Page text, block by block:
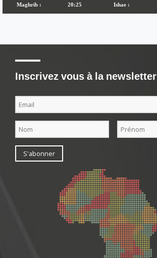
Inscrivez vous à la newsletter